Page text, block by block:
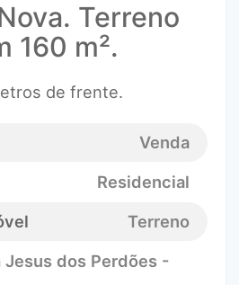
Terreno
160 m².
de frente.
Venda
Residencial
Terreno
Jesus dos Perdões -